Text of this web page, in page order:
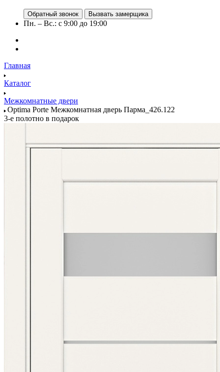
Обратный звонок Вызвать замерщика
Пн. – Вс.: с 9:00 до 19:00
Главная
Каталог
Межкомнатные двери
Optima Porte Межкомнатная дверь Парма_426.122
3-е полотно в подарок